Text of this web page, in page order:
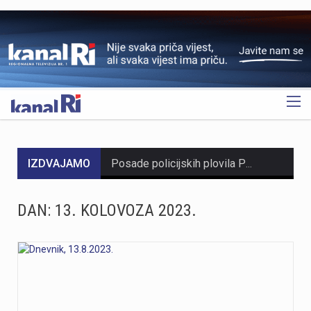
OGLAS
IZDVAJAMO
DAN: 13. KOLOVOZA 2023.